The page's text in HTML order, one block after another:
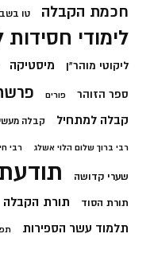
חכמת הקבלה טו
לימודי חסידות
ליקוטי מוהר"ן מיסטיקה
ספר הזוהר פורים
קבלה למתחיל קבלה
רבי ברוך שלום הלוי אשלג רבי
שערי קדושה
תורת הסוד תורת הקבלה
תלמוד עשר הספירות